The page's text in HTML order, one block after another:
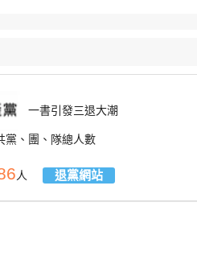
一書引發三退大潮
黨、團、隊總人數
人 退黨網站